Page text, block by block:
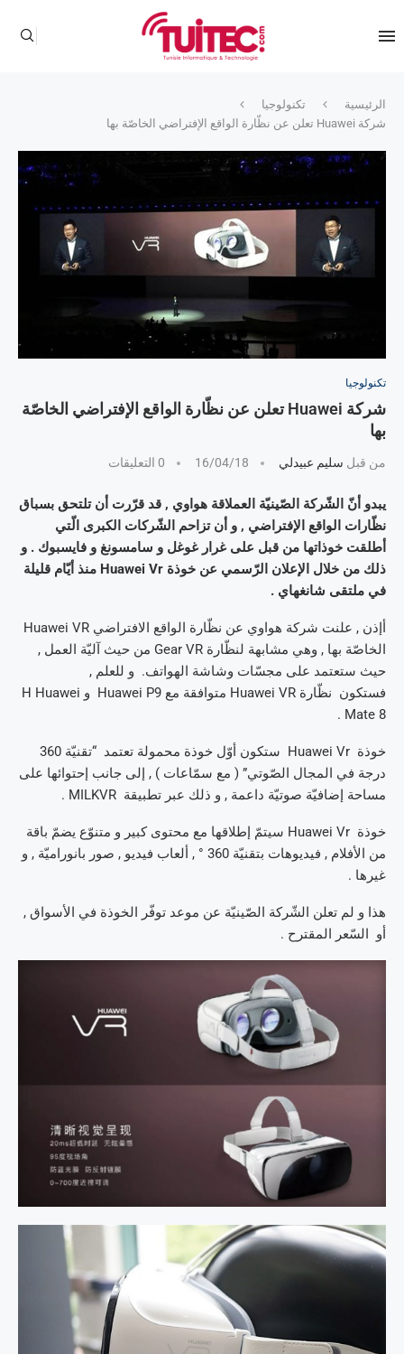
الرئيسية
تكنولوجيا
شركة Huawei تعلن عن نظّارة الواقع الإفتراضي الخاصّة بها
تكنولوجيا
شركة Huawei تعلن عن نظّارة الواقع الإفتراضي الخاصّة
بها
من قبل سليم عبيدلي 16/04/18 0 التعليقات
يبدو أنّ الشّركة الصّينيّة العملاقة هواوي , قد قرّرت أن تلتحق بسباق
نظّارات الواقع الإفتراضي , و أن تزاحم الشّركات الكبرى الّتي
أطلقت خوذاتها من قبل على غرار غوغل و سامسونغ و فايسبوك . و
ذلك من خلال الإعلان الرّسمي عن خوذة Huawei Vr منذ أيّام قليلة
في ملتقى شانغهاي .
أإذن , علنت شركة هواوي عن نظّارة الواقع الافتراضي Huawei VR
الخاصّة بها , وهي مشابهة لنظّارة Gear VR من حيث آليّة العمل ,
حيث ستعتمد على مجسّات وشاشة الهواتف. و للعلم ,
فستكون نظّارة Huawei VR متوافقة مع Huawei P9 و H Huawei
Mate 8 .
خوذة Huawei Vr ستكون أوّل خوذة محمولة تعتمد “تقنيّة 360
درجة في المجال الصّوتي” ( مع سمّاعات ) , إلى جانب إحتوائها على
مساحة إضافيّة صوتيّة داعمة , و ذلك عبر تطبيقة MILKVR .
خوذة Huawei Vr سيتمّ إطلاقها مع محتوى كبير و متنوّع يضمّ باقة
من الأفلام , فيديوهات بتقنيّة 360 ° , ألعاب فيديو , صور بانوراميّة , و
غيرها .
هذا و لم تعلن الشّركة الصّينيّة عن موعد توفّر الخوذة في الأسواق ,
أو السّعر المقترح .